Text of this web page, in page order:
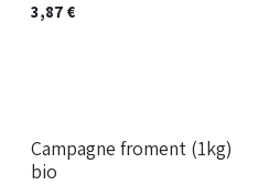
3,87€
Campagne froment (1kg)
bio